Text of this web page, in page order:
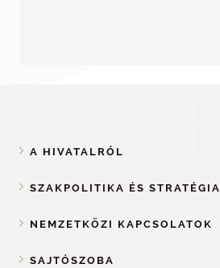
A HIVATALRÓL
SZAKPOLITIKA ÉS STRATÉGIA
NEMZETKÖZI KAPCSOLATOK
SAJTÓSZOBA